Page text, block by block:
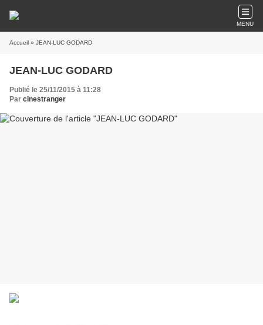
MENU
Accueil » JEAN-LUC GODARD
JEAN-LUC GODARD
Publié le 25/11/2015 à 11:28
Par cinestranger